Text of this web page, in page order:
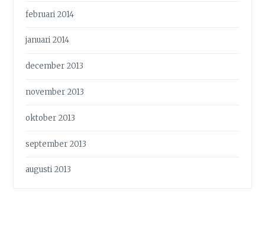
februari 2014
januari 2014
december 2013
november 2013
oktober 2013
september 2013
augusti 2013